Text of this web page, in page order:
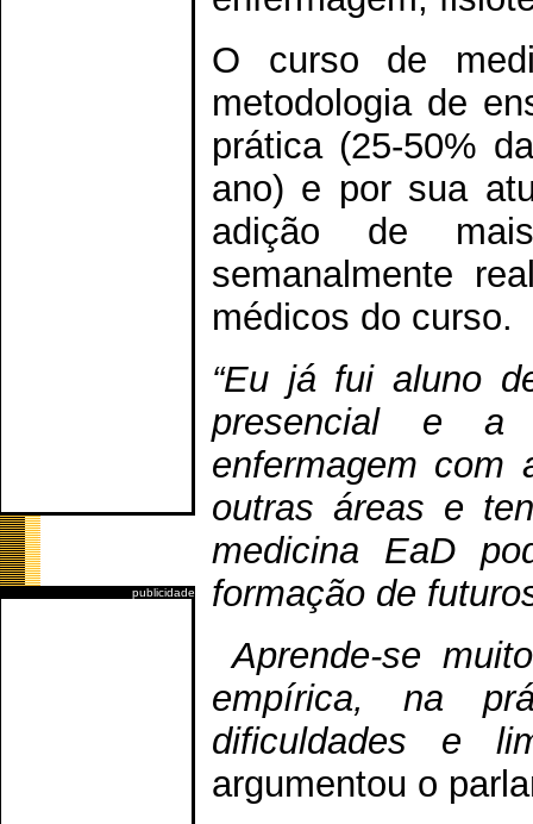
publicidade
O curso de
metodologia de
prática (25-50%
ano) e por sua
adição de
semanalmente
médicos do curso.
“Eu já fui aluno
presencial e a
enfermagem com
outras áreas e
medicina EaD
formação de
Aprende-se
empírica, na
dificuldades e
argumentou o